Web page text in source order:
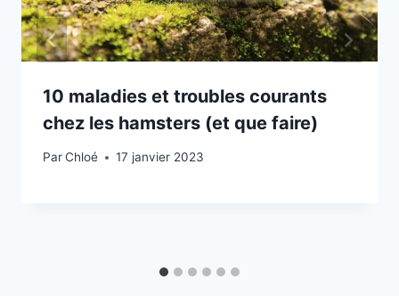
10 maladies et troubles courants
chez les hamsters (et que faire)
ParChloé 17 janvier 2023